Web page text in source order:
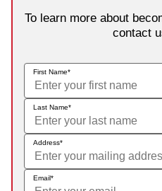
To learn more about
contact
First Name
Last Name
Address
Email